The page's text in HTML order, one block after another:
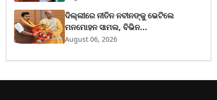
ଦିଲ୍ଲୀରେ ନୀତିନ ନବୀନଙ୍କୁ ଭେଟିଲେ
ମନମୋହନ ସାମଲ, ବିଭିନ...
August 06, 2026